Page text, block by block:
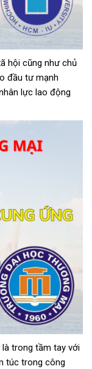
hội cũng như chủ
đầu tư mạnh
lực lao động
trong tầm tay với
túc trong công